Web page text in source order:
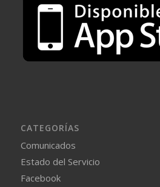
CATEGORÍAS
Comunicados
Estado del Servicio
Facebook